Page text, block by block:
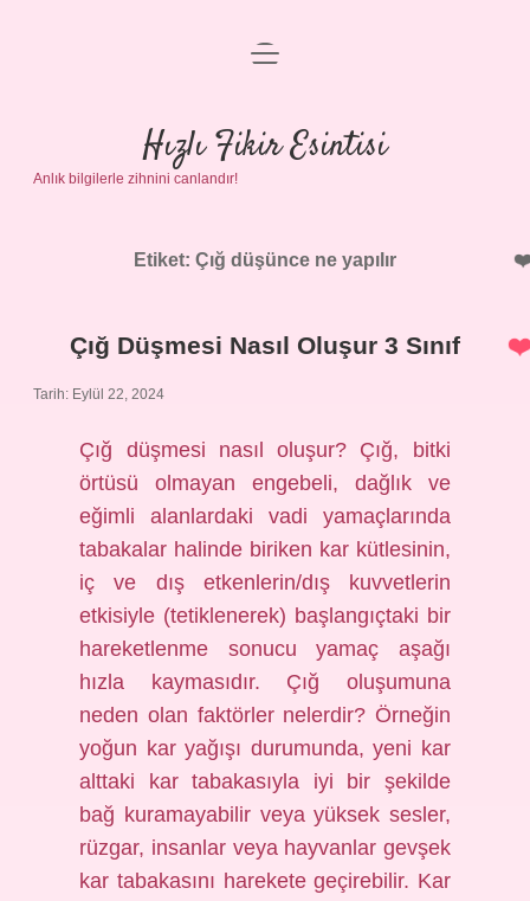
Anasayfa
Gizlilik Politikası
Yasal Uyarı
menüyü
Hızlı Fikir Esintisi
Anlık bilgilerle zihnini canlandır!
Etiket: Çığ düşünce ne yapılır
Çığ Düşmesi Nasıl Oluşur 3 Sınıf
Tarih: Eylül 22, 2024
Çığ düşmesi nasıl oluşur? Çığ, bitki
örtüsü olmayan engebeli, dağlık ve
eğimli alanlardaki vadi yamaçlarında
tabakalar halinde biriken kar kütlesinin,
iç ve dış etkenlerin/dış kuvvetlerin
etkisiyle (tetiklenerek) başlangıçtaki bir
hareketlenme sonucu yamaç aşağı
hızla kaymasıdır. Çığ oluşumuna
neden olan faktörler nelerdir? Örneğin
yoğun kar yağışı durumunda, yeni kar
alttaki kar tabakasıyla iyi bir şekilde
bağ kuramayabilir veya yüksek sesler,
rüzgar, insanlar veya hayvanlar gevşek
kar tabakasını harekete geçirebilir. Kar